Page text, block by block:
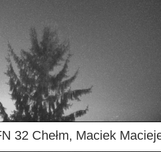
32 Chełm, Maciek